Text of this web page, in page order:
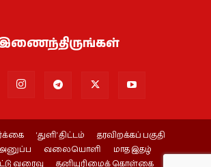
‘துளி’ திட்டம்
தரவிறக்கப் பகுதி
வலையொளி
மாத இதழ்
வரைவு
தனியுரிமைக் கொள்கை